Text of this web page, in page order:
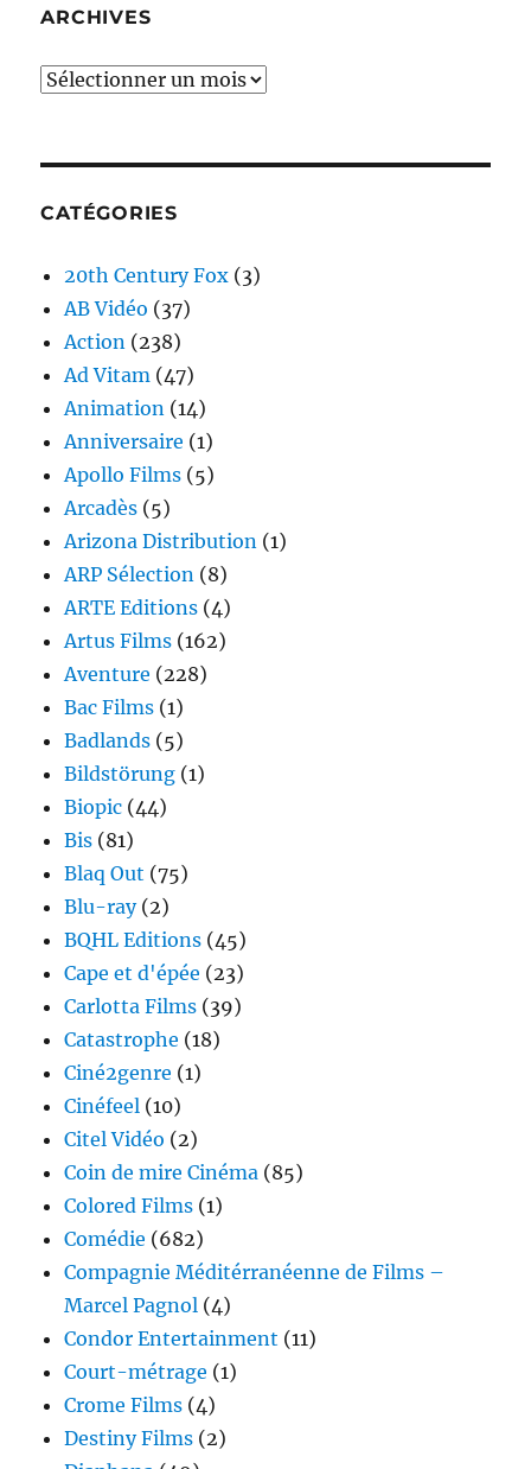
ARCHIVES
Archives
CATÉGORIES
20th Century Fox (3)
AB Vidéo (37)
Action (238)
Ad Vitam (47)
Animation (14)
Anniversaire (1)
Apollo Films (5)
Arcadès (5)
Arizona Distribution (1)
ARP Sélection (8)
ARTE Editions (4)
Artus Films (162)
Aventure (228)
Bac Films (1)
Badlands (5)
Bildstörung (1)
Biopic (44)
Bis (81)
Blaq Out (75)
Blu-ray(2)
BQHL Editions (45)
Cape et d'épée (23)
Carlotta Films (39)
Catastrophe (18)
Ciné2genre (1)
Cinéfeel (10)
Citel Vidéo (2)
Coin de mire Cinéma (85)
Colored Films (1)
Comédie (682)
Compagnie Méditérranéenne de Films –
Marcel Pagnol (4)
Condor Entertainment (11)
Court-métrage (1)
Crome Films (4)
Destiny Films (2)